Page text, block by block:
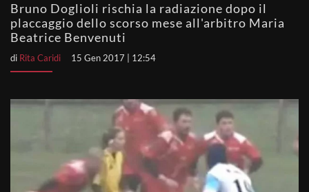
Bruno Doglioli rischia la radiazione dopo il
placcaggio dello scorso mese all'arbitro Maria
Beatrice Benvenuti
di Rita Caridi 15 Gen 2017 | 12:54